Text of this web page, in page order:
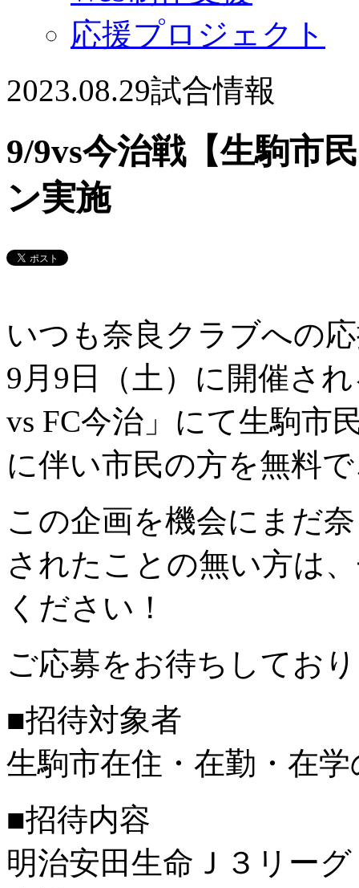
応援プロジェクト
2023.08.29試合情報
9/9vs今治戦【生駒市
ン実施
いつも奈良クラブへの
9月9日（土）に開催さ
vs FC今治」にて生駒市
に伴い市民の方を無料
この企画を機会にまだ
されたことの無い方は
ください！
ご応募をお待ちしてお
■招待対象者
生駒市在住・在勤・在学
■招待内容
明治安田生命Ｊ３リー